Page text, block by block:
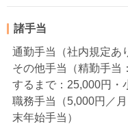
諸手当
通勤手当（社内規定あ
その他手当（精勤手当
するまで：25,000円・
職務手当（5,000円／
末年始手当）